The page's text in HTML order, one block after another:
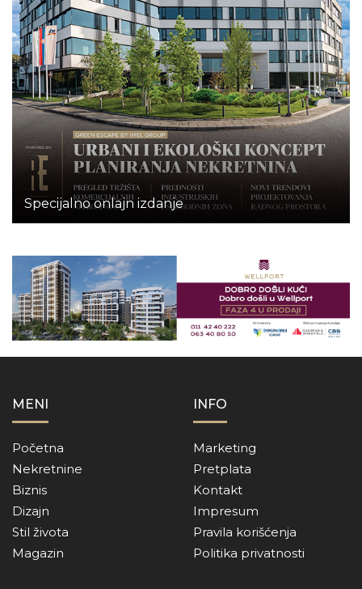
Specijalno onlajn izdanje
MENI
Početna
Nekretnine
Biznis
Dizajn
Stil života
Magazin
INFO
Marketing
Pretplata
Kontakt
Impresum
Pravila korišćenja
Politika privatnosti